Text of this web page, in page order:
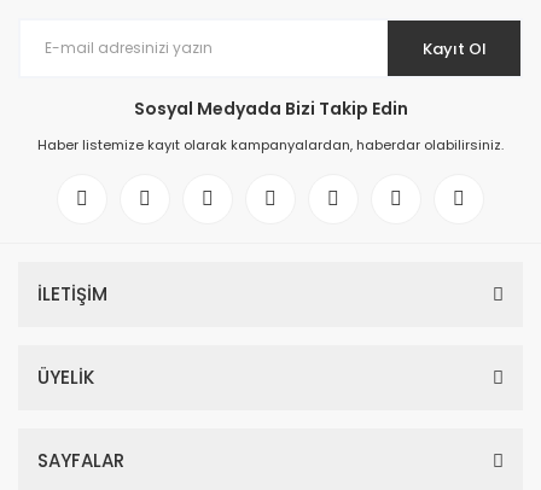
Kayıt Ol
Sosyal Medyada Bizi Takip Edin
Haber listemize kayıt olarak kampanyalardan, haberdar olabilirsiniz.
İLETİŞİM
ÜYELİK
SAYFALAR